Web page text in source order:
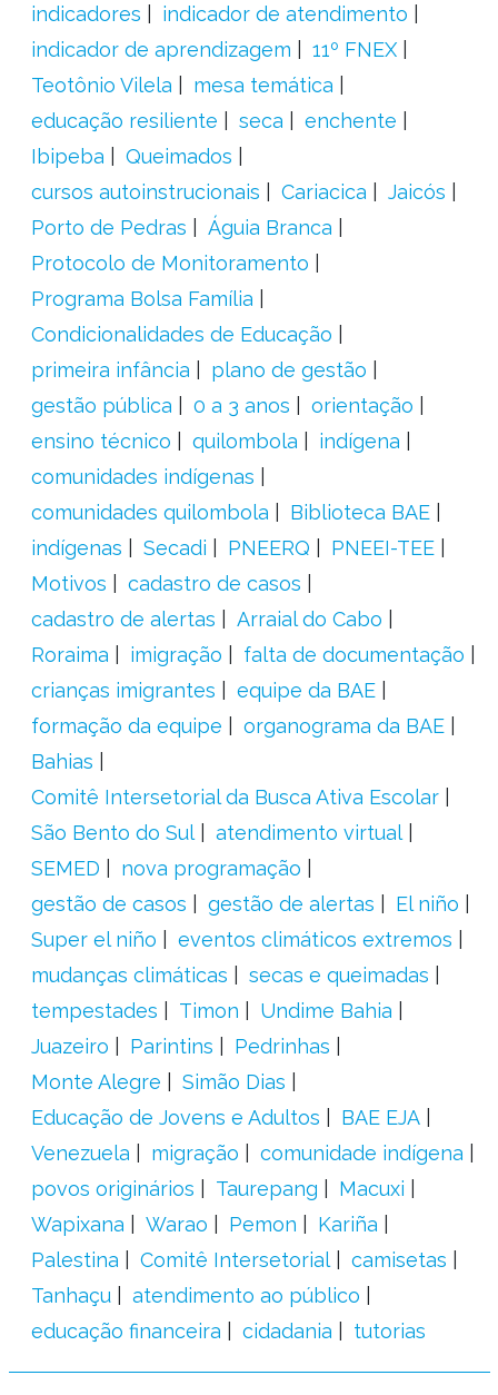
indicadores
indicador de atendimento
indicador de aprendizagem
11º FNEX
Teotônio Vilela
mesa temática
educação resiliente
seca
enchente
Ibipeba
Queimados
cursos autoinstrucionais
Cariacica
Jaicós
Porto de Pedras
Águia Branca
Protocolo de Monitoramento
Programa Bolsa Família
Condicionalidades de Educação
primeira infância
plano de gestão
gestão pública
0 a 3 anos
orientação
ensino técnico
quilombola
indígena
comunidades indígenas
comunidades quilombola
Biblioteca BAE
indígenas
Secadi PNEERQ
PNEEI-TEE
Motivos
cadastro de casos
cadastro de alertas
Arraial do Cabo
Roraima
imigração
falta de documentação
crianças imigrantes
equipe da BAE
formação da equipe
organograma da BAE
Bahias
Comitê Intersetorial da Busca Ativa Escolar
São Bento do Sul
atendimento virtual
SEMED
nova programação
gestão de casos
gestão de alertas
El niño
Super el niño
eventos climáticos extremos
mudanças climáticas
secas e queimadas
tempestades
Timon
Undime Bahia
Juazeiro
Parintins
Pedrinhas
Monte Alegre
Simão Dias
Educação de Jovens e Adultos
BAE EJA
Venezuela
migração
comunidade indígena
povos originários
Taurepang
Macuxi
Wapixana
Warao Pemon
Kariña
Palestina
Comitê Intersetorial
camisetas
Tanhaçu
atendimento ao público
educação financeira
cidadania tutorias